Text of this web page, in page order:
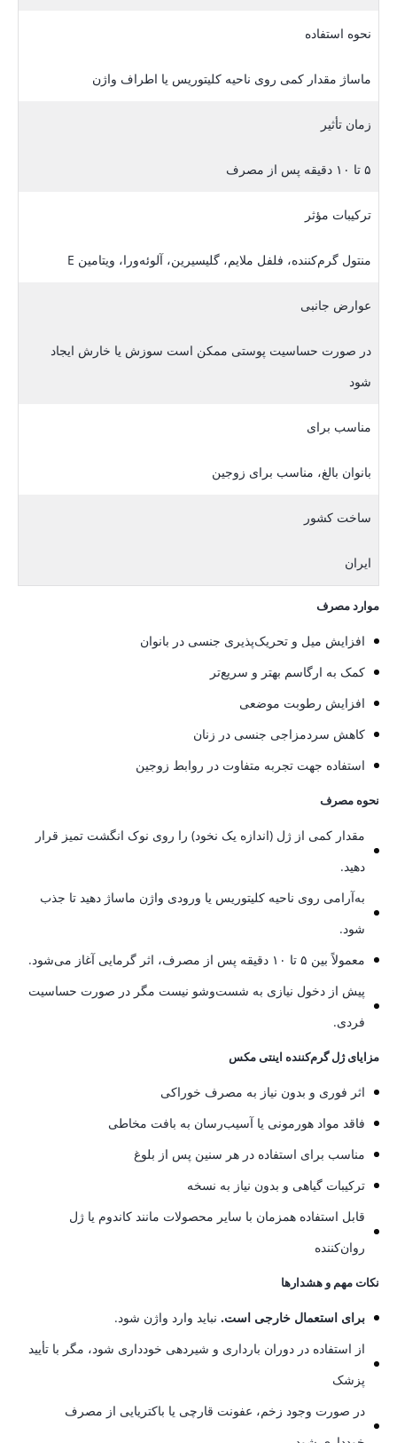
نحوه استفاده
ماساژ مقدار کمی روی ناحیه کلیتوریس یا اطراف واژن
زمان تأثیر
۵ تا ۱۰ دقیقه پس از مصرف
ترکیبات مؤثر
منتول گرم‌کننده، فلفل ملایم، گلیسیرین، آلوئه‌ورا، ویتامین E
عوارض جانبی
در صورت حساسیت پوستی ممکن است سوزش یا خارش ایجاد
شود
مناسب برای
بانوان بالغ، مناسب برای زوجین
ساخت کشور
ایران
موارد مصرف
افزایش میل و تحریک‌پذیری جنسی در بانوان
کمک به ارگاسم بهتر و سریع‌تر
افزایش رطوبت موضعی
کاهش سردمزاجی جنسی در زنان
استفاده جهت تجربه متفاوت در روابط زوجین
نحوه مصرف
مقدار کمی از ژل (اندازه یک نخود) را روی نوک انگشت تمیز قرار
دهید.
به‌آرامی روی ناحیه کلیتوریس یا ورودی واژن ماساژ دهید تا جذب
شود.
معمولاً بین ۵ تا ۱۰ دقیقه پس از مصرف، اثر گرمایی آغاز می‌شود.
پیش از دخول نیازی به شست‌وشو نیست مگر در صورت حساسیت
فردی.
مزایای ژل گرم‌کننده اینتی مکس
اثر فوری و بدون نیاز به مصرف خوراکی
فاقد مواد هورمونی یا آسیب‌رسان به بافت مخاطی
مناسب برای استفاده در هر سنین پس از بلوغ
ترکیبات گیاهی و بدون نیاز به نسخه
قابل استفاده همزمان با سایر محصولات مانند کاندوم یا ژل
روان‌کننده
نکات مهم و هشدارها
برای استعمال خارجی است. نباید وارد واژن شود.
از استفاده در دوران بارداری و شیردهی خودداری شود، مگر با تأیید
پزشک
در صورت وجود زخم، عفونت قارچی یا باکتریایی از مصرف